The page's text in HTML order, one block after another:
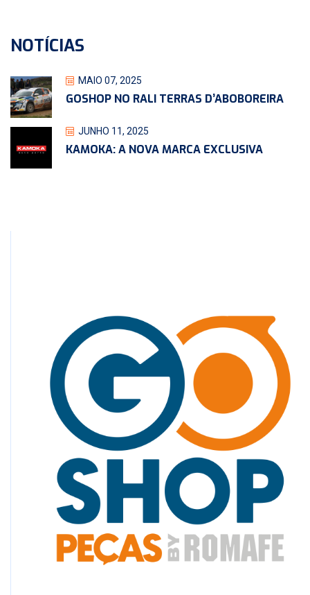
NOTÍCIAS
MAIO 07, 2025
GOSHOP NO RALI TERRAS D’ABOBOREIRA
JUNHO 11, 2025
KAMOKA: A NOVA MARCA EXCLUSIVA